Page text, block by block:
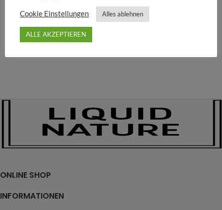
ONLINE SHOP
INFORMATIONEN
Cookie Einstellungen Alles ablehnen
ALLE AKZEPTIEREN